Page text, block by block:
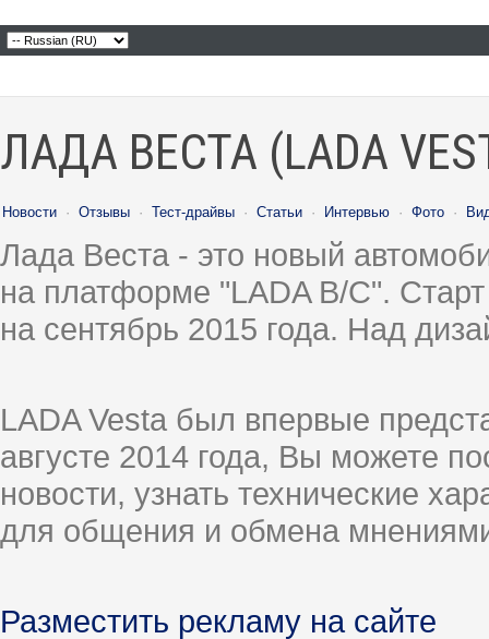
ЛАДА ВЕСТА (LADA
Новости · Отзывы · Тест-драйвы · Статьи · Интервью · Фото ·
Лада Веста - это новый
на платформе "LADA B/C".
на сентябрь 2015 года. Над
LADA Vesta был впервые
августе 2014 года, Вы можете
новости, узнать технические
для общения и обмена
Разместить рекламу на сайте